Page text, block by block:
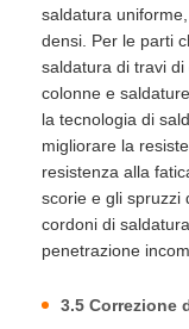
saldatura
densi. Per le parti
saldatura di travi
colonne e
la tecnologia di
migliorare la
resistenza alla
scorie e gli spruzzi
cordoni di
penetrazione
3.5 Correzione